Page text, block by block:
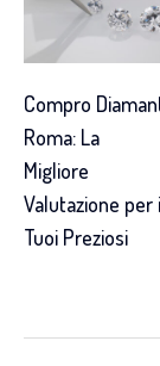
Compro
Roma: La
Migliore
Valutazione per i
Tuoi Preziosi